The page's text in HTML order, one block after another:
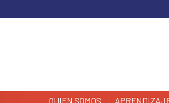
QUIEN SOMOS